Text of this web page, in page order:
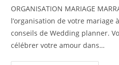
ORGANISATION MARIAGE
l’organisation de votre mariage
conseils de Wedding planner.
célébrer votre amour dans…